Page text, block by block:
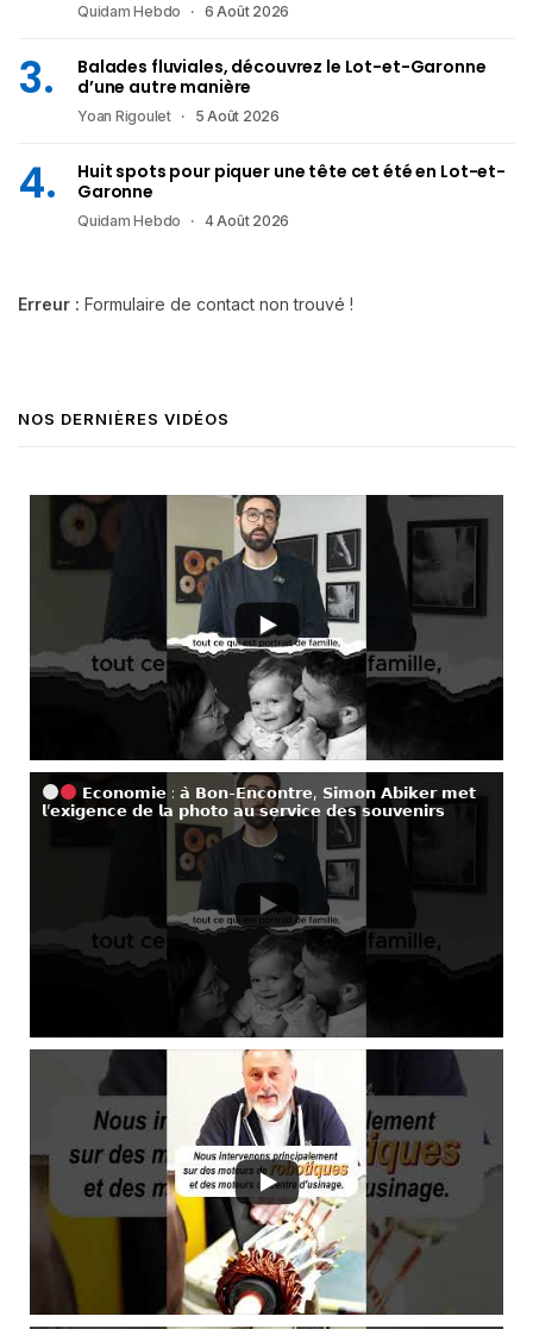
Quidam Hebdo 6 Août 2026
Balades fluviales, découvrez le Lot-et-Garonne
d’une autre manière
Yoan Rigoulet 5 Août 2026
Huit spots pour piquer une tête cet été en Lot-et-
Garonne
Quidam Hebdo 4 Août 2026
Erreur : Formulaire de contact non trouvé !
NOS DERNIÈRES VIDÉOS
𝗘𝗰𝗼𝗻𝗼𝗺𝗶𝗲 : 𝗮̀ 𝗕𝗼𝗻-𝗘𝗻𝗰𝗼𝗻𝘁𝗿𝗲, 𝗦𝗶𝗺𝗼𝗻 𝗔𝗯𝗶𝗸𝗲𝗿 𝗺𝗲𝘁
𝗹’𝗲𝘅𝗶𝗴𝗲𝗻𝗰𝗲 𝗱𝗲 𝗹𝗮 𝗽𝗵𝗼𝘁𝗼 𝗮𝘂 𝘀𝗲𝗿𝘃𝗶𝗰𝗲 𝗱𝗲𝘀 𝘀𝗼𝘂𝘃𝗲𝗻𝗶𝗿𝘀